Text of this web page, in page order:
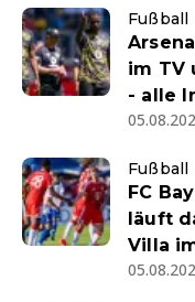
Fußball
im TV
- alle
Fußball
FC
läuft
Villa